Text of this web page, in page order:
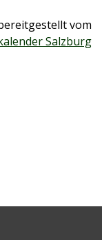
vom
Salzburg